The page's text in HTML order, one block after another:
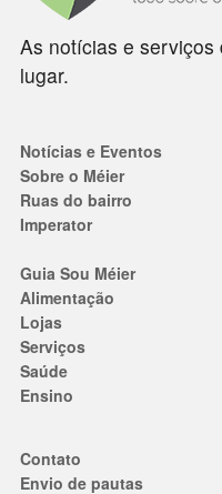
As notícias e serviços
lugar.
Notícias e Eventos
Sobre o Méier
Ruas do bairro
Imperator
Guia Sou Méier
Alimentação
Lojas
Serviços
Saúde
Ensino
Contato
Envio de pautas